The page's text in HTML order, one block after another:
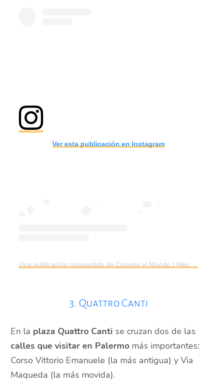
Ver esta publicación en Instagram
3. Quattro Canti
En la plaza Quattro Canti se cruzan dos de las
calles que visitar en Palermo más importantes:
Corso Vittorio Emanuele (la más antigua) y Via
Maqueda (la más movida).